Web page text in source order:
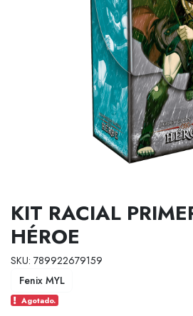
KIT RACIAL
HÉROE
SKU: 789922679159
Fenix MYL
Agotado.